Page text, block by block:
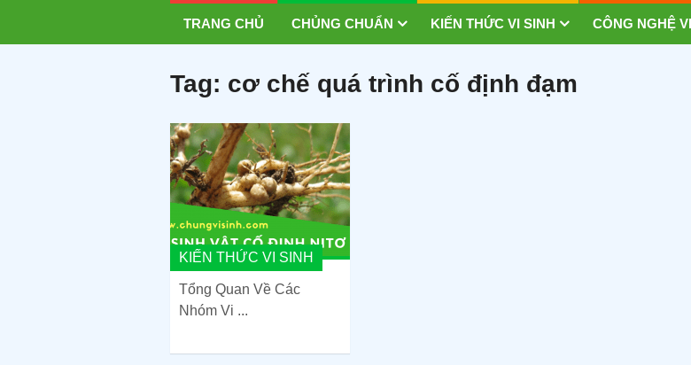
TRANG CHỦ CHỦNG CHUẨN KIẾN THỨC VI SINH CÔNG NGHỆ
Tag: cơ chế quá trình cố định đạm
KIẾN THỨC VI SINH
Tổng Quan Về Các
Nhóm Vi ...